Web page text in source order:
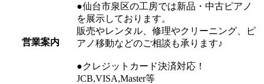
営業案内
●仙台市泉区の工房では新品・中古ピアノ
を展示しております。
販売やレンタル、修理やクリーニング、ピ
アノ移動などのご相談も承ります♪
●クレジットカード決済対応！
JCB,VISA,Master等